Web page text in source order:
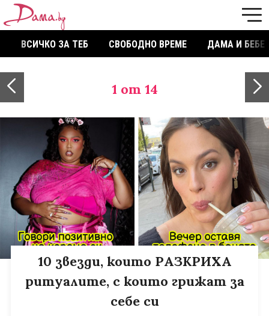
ВСИЧКО ЗА ТЕБ СВОБОДНО ВРЕМЕ ДАМА И БЕБЕ
1 от 14
10 звезди, които РАЗКРИХА
ритуалите, с които грижат за
себе си